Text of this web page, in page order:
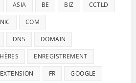
ASIA BE BIZ CCTLD
COM
DNS DOMAIN
ENREGISTREMENT
EXTENSION FR GOOGLE